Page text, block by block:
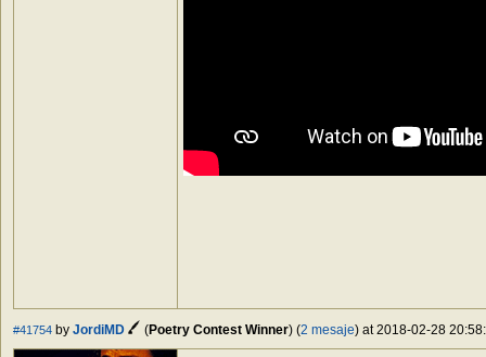
#41754 by JordiMD (Poetry Contest Winner) (2 mesaje) at 2018-02-28